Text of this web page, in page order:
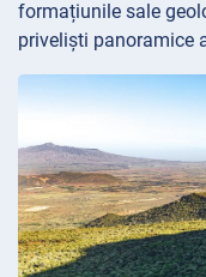
formațiunile sale
priveliști panoramice